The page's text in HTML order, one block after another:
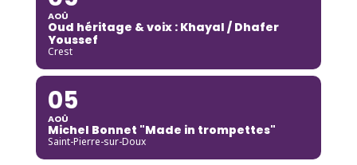
AOÛ
Oud héritage & voix : Khayal / Dhafer
Youssef
Crest
05
AOÛ
Michel Bonnet "Made in trompettes"
Saint-Pierre-sur-Doux